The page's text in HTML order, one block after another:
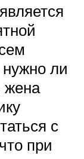
ли
жена
с
при